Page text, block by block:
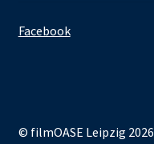
Facebook
© filmOASE Leipzig 2026